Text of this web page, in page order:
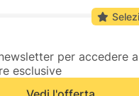
per accedere
esclusive